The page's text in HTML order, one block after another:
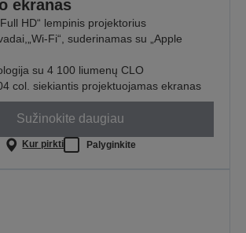
ekranas
HD“ lempinis projektorius
Fi“, suderinamas su „Apple
su 4 100 liumenų CLO
col. siekiantis projektuojamas ekranas
Sužinokite daugiau
Kur pirkti Palyginkite